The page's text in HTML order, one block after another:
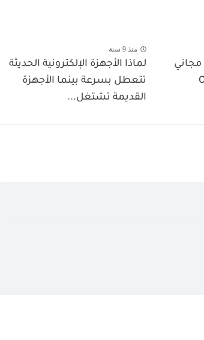
منذ 9 سنة
لماذا الأجهزة الإلكترونية الحديثة
تتعطل بسرعة بينما الأجهزة
القديمة تشتغل...